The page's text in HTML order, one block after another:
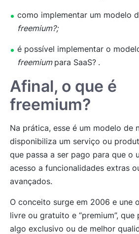
como implementar um modelo
freemium?;
é possível implementar o
freemium para SaaS? .
Afinal, o que é
freemium?
Na prática, esse é um modelo de
disponibiliza um serviço ou
que passa a ser pago para que o
acesso a funcionalidades extras
avançados.
O conceito surge em 2006 e une
livre ou gratuito e “premium”, que
algo exclusivo ou de melhor